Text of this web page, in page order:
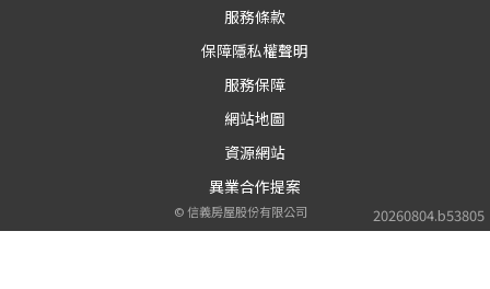
20260804.b53805
服務條款
保障隱私權聲明
服務保障
網站地圖
資源網站
異業合作提案
©信義房屋股份有限公司